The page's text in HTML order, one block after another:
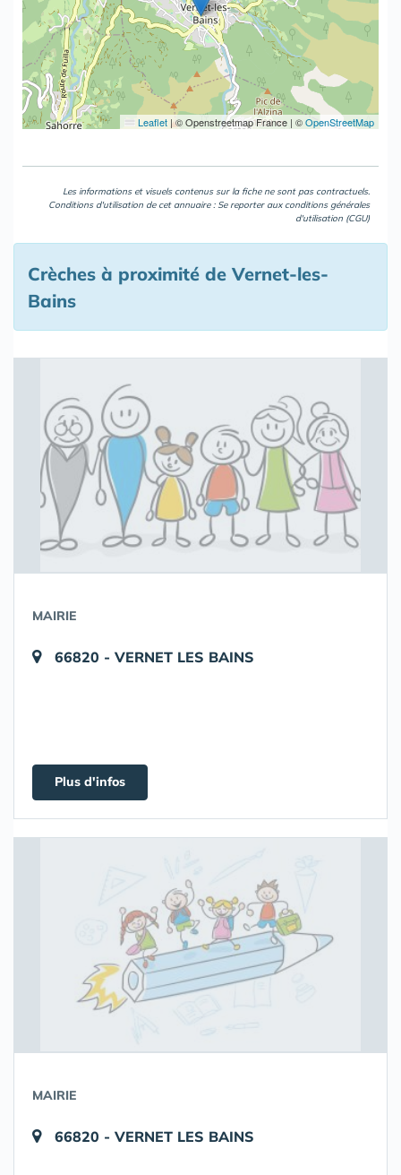
Leaflet | © Openstreetmap France | ©OpenStreetMap
Les informations et visuels contenus sur la fiche ne sont pas contractuels.
Conditions d'utilisation de cet annuaire : Se reporter aux conditions générales
d'utilisation (CGU)
Crèches à proximité de Vernet-les-
Bains
MAIRIE
66820 - VERNET LES BAINS
Plus d'infos
MAIRIE
66820 - VERNET LES BAINS